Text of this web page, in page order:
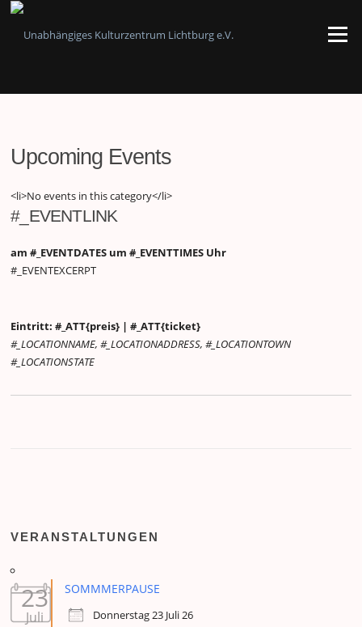
Zum
springen
Menü
Upcoming Events
<li>No events in this category</li>
#_EVENTLINK
am #_EVENTDATES um #_EVENTTIMES Uhr
#_EVENTEXCERPT
Eintritt: #_ATT{preis} | #_ATT{ticket}
#_LOCATIONNAME, #_LOCATIONADDRESS, #_LOCATIONTOWN
#_LOCATIONSTATE
VERANSTALTUNGEN
23
Juli
SOMMMERPAUSE
Donnerstag 23 Juli 26